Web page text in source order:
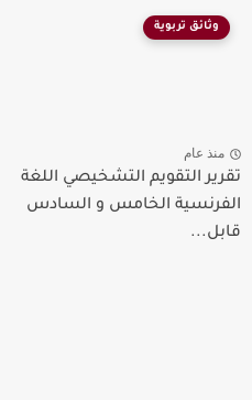
وثائق تربوية
منذ عام
تقرير التقويم التشخيصي اللغة
الفرنسية الخامس و السادس
قابل...